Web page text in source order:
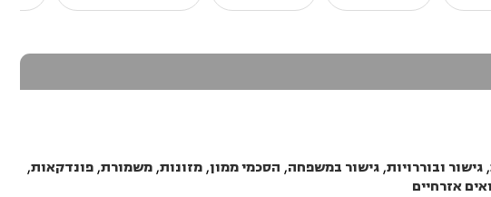
,גישור ובוררויות,גישור במשפחה, הסכמי ממון,מזונות,משמורת,פונדקאות,
אזרחיים